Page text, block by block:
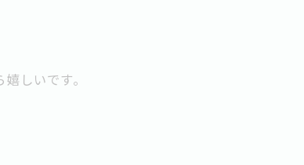
しいです。